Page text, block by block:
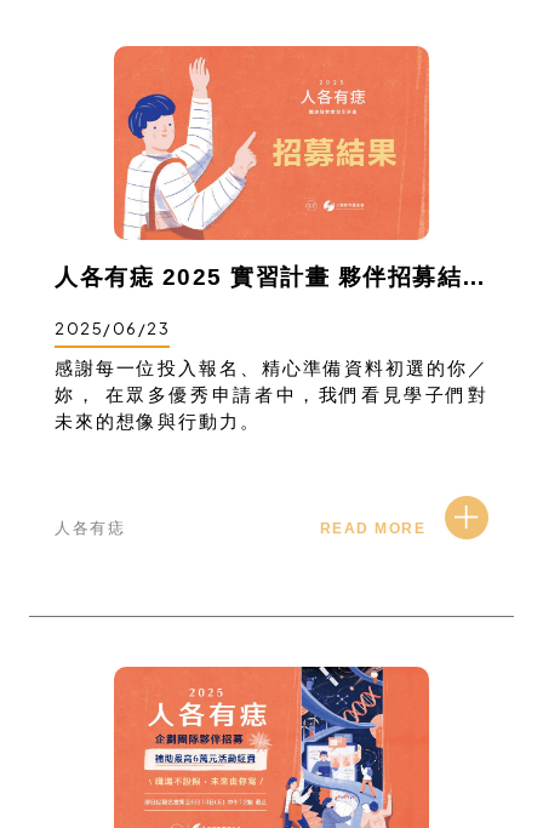
人各有痣 2025 實習計畫 夥伴招募結果出爐！
2025/06/23
感謝每一位投入報名、精心準備資料初選的你／
妳， 在眾多優秀申請者中，我們看見學子們對
未來的想像與行動力。
人各有痣 READ MORE